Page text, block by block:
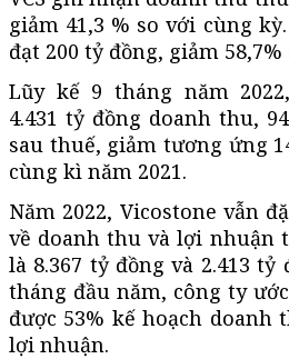
giảm 41,3 % so với cùng
đạt 200 tỷ đồng, giảm
Lũy kế 9 tháng năm
4.431 tỷ đồng doanh thu,
sau thuế, giảm tương ứng
cùng kì năm 2021.
Năm 2022, Vicostone vẫn
về doanh thu và lợi nhuận
là 8.367 tỷ đồng và 2.413 tỷ
tháng đầu năm, công ty
được 53% kế hoạch doanh
lợi nhuận.